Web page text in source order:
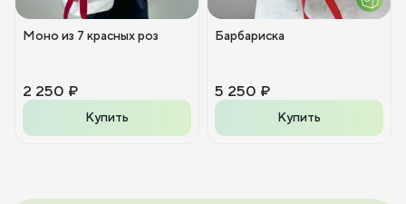
Моно из 7 красных роз
2 250 ₽
Купить
Барбариска
5 250 ₽
Купить